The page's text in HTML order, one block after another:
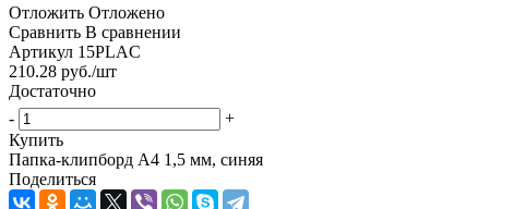
Отложить Отложено
Сравнить В сравнении
Артикул 15PLAC
210.28 руб./шт
Достаточно
-
+
Купить
Папка-клипборд А4 1,5 мм, синяя
Поделиться